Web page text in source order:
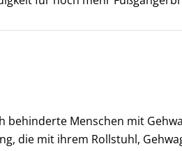
behinderte Menschen mit
die mit ihrem Rollstuhl,